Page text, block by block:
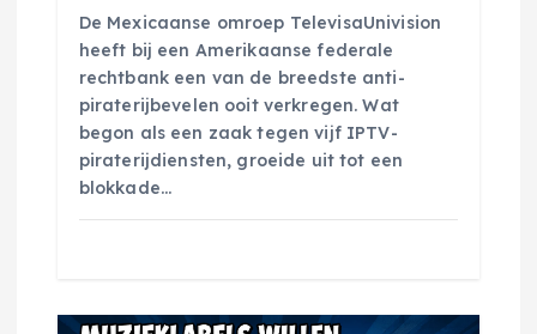
De Mexicaanse omroep TelevisaUnivision
heeft bij een Amerikaanse federale
rechtbank een van de breedste anti-
piraterijbevelen ooit verkregen. Wat
begon als een zaak tegen vijf IPTV-
piraterijdiensten, groeide uit tot een
blokkade…